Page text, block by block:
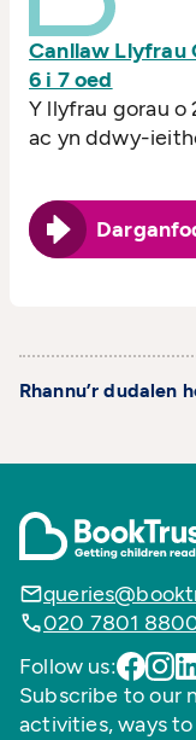
Canllaw Llyfrau
6 i 7 oed
Y llyfrau gorau o
ac yn ddwy-
Rhannu’r dudalen
020 7801
Follow us:
Subscribe to our
activities, ways